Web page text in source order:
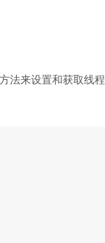
方法来设置和获取线程